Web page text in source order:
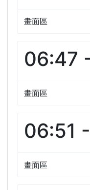
畫面區
06:47
畫面區
06:51
畫面區